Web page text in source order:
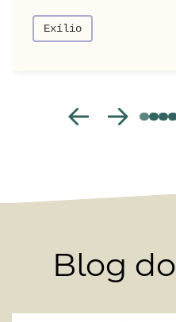
Exílio
prev next
Blog do